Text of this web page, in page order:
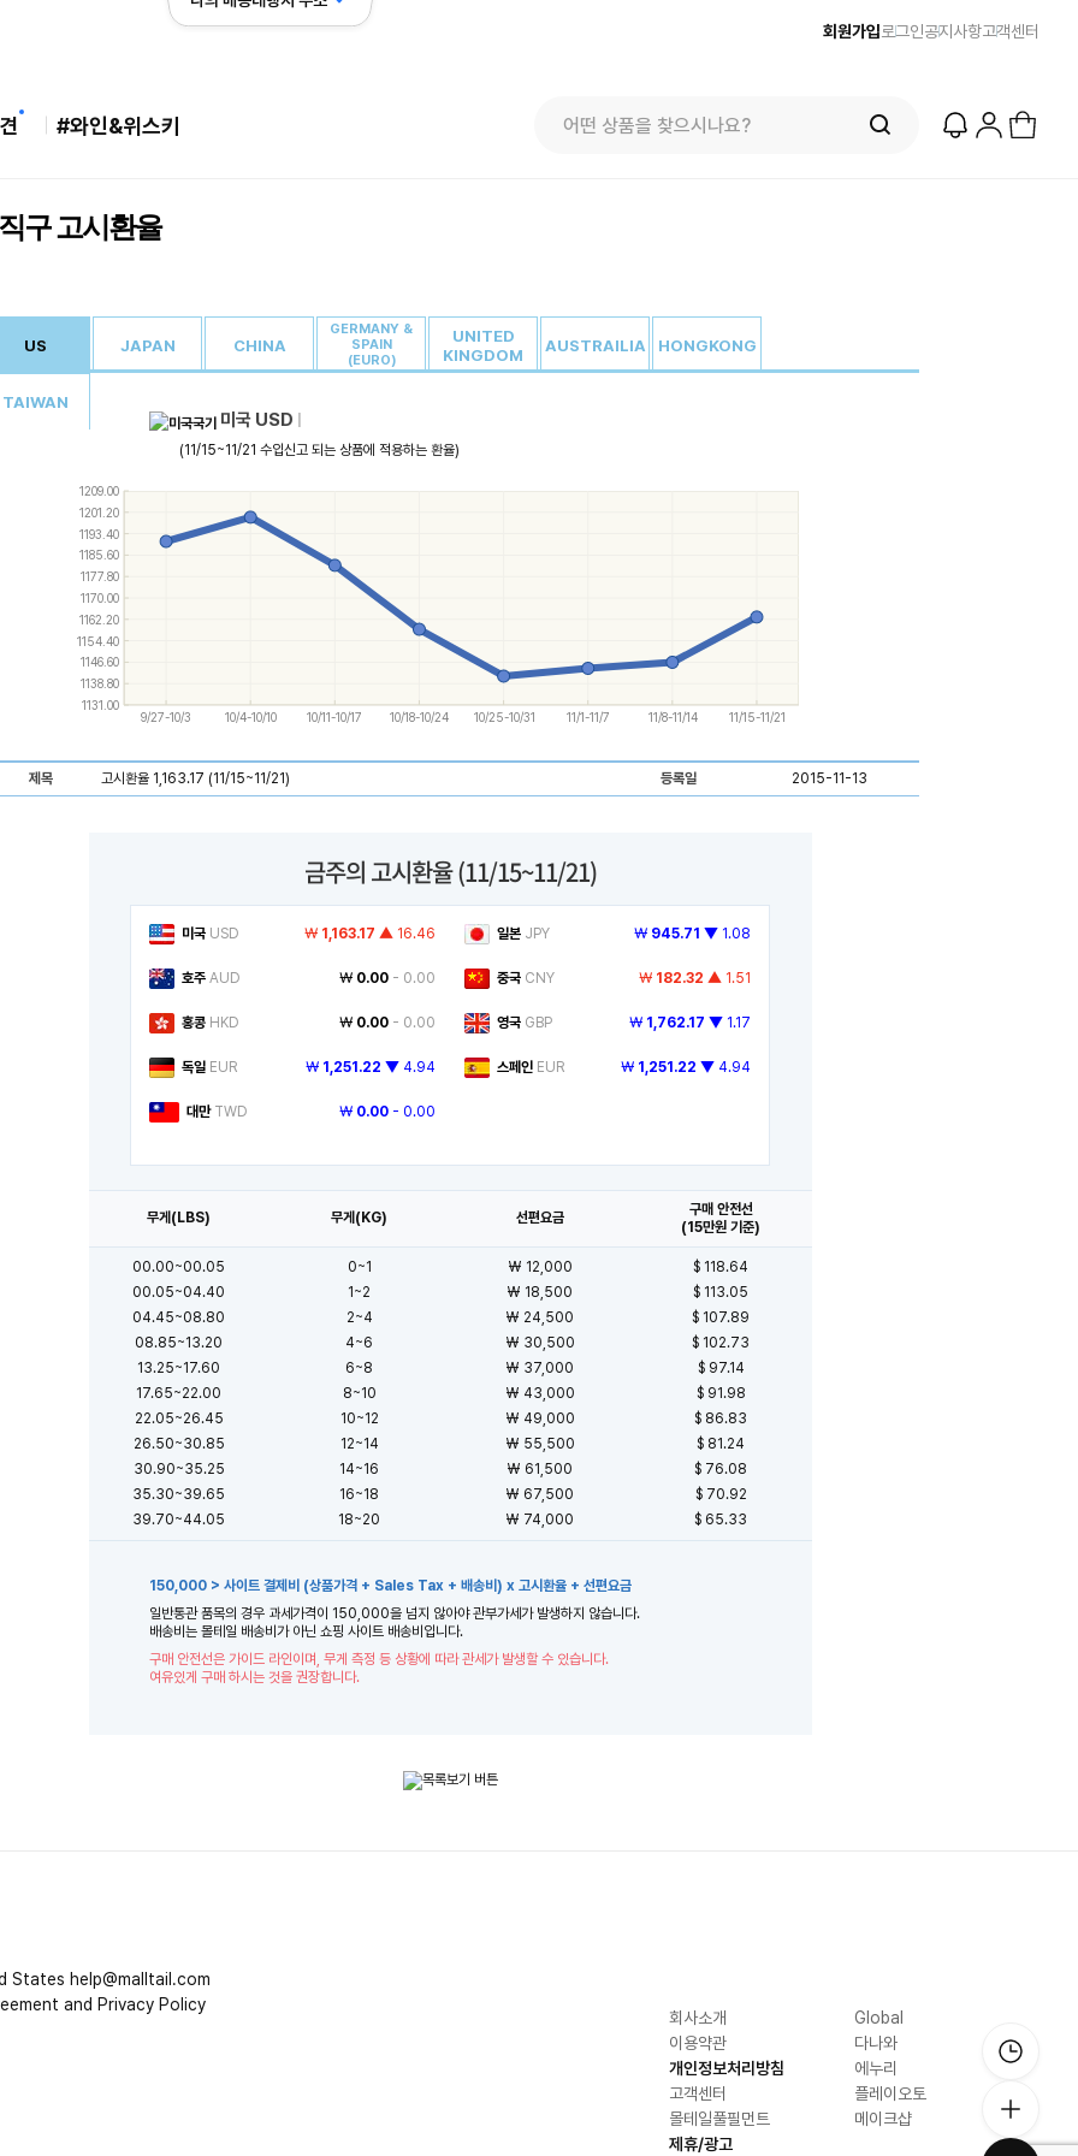
회원가입로그인공지사항고객센터
#와인&위스키
구 고시환율
US JAPAN CHINA
GERMANY &
SPAIN
(EURO)
UNITED
KINGDOM
AUSTRAILIA HONGKONG
TAIWAN
미국 USD
(11/15~11/21 수입신고 되는 상품에 적용하는 환율)
1131.00
1138.80
1146.60
1154.40
1162.20
1170.00
1177.80
1185.60
1193.40
1201.20
1209.00
9/27-10/3 10/4-10/10 10/11-10/17 10/18-10/24 10/25-10/31 11/1-11/7 11/8-11/14 11/15-11/21
Use
the
up
and
down
keys
to
navigate
between
series.
the
left
keys
navigate
제목 고시환율 1,163.17 (11/15~11/21) 등록일 2015-11-13
금주의 고시환율(11/15~11/21)
미국 USD ￦ 1,163.17 ▲ 16.46
호주 AUD ￦ 0.00- 0.00
홍콩 HKD ￦ 0.00- 0.00
독일 EUR ￦ 1,251.22 ▼ 4.94
대만 TWD ￦ 0.00- 0.00
일본 JPY ￦ 945.71 ▼ 1.08
중국 CNY ￦ 182.32 ▲ 1.51
영국 GBP ￦ 1,762.17 ▼ 1.17
스페인 EUR ￦ 1,251.22 ▼ 4.94
무게(LBS) 무게(KG) 선편요금
구매 안전선
(15만원 기준)
00.00~00.05 0~1 ₩ 12,000
$ 118.64
00.05~04.40
1~2 ₩ 18,500
$ 113.05
04.45~08.80
2~4 ₩ 24,500
$ 107.89
08.85~13.20
4~6 ₩ 30,500
$ 102.73
13.25~17.60
6~8 ₩ 37,000
$ 97.14
17.65~22.00
8~10 ₩ 43,000
$ 91.98
22.05~26.45
10~12 ₩ 49,000
$ 86.83
26.50~30.85
12~14 ₩ 55,500
$ 81.24
30.90~35.25
14~16 ₩ 61,500
$ 76.08
35.30~39.65
16~18 ₩ 67,500
$ 70.92
39.70~44.05
18~20 ₩ 74,000 $ 65.33
150,000 > 사이트 결제비 (상품가격 + Sales Tax + 배송비) x 고시환율 + 선편요금
일반통관 품목의 경우 과세가격이 150,000을 넘지 않아야 관부가세가 발생하지 않습니다.
배송비는 몰테일 배송비가 아닌 쇼핑 사이트 배송비입니다.
구매 안전선은 가이드 라인이며, 무게 측정 등 상황에 따라 관세가 발생할 수 있습니다.
여유있게 구매 하시는 것을 권장합니다.
States help@malltail.com
and Privacy Policy
회사소개
이용약관
개인정보처리방침
고객센터
몰테일풀필먼트
제휴/광고
Global
다나와
에누리
플레이오토
메이크샵